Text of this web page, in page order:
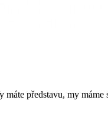
představu, my